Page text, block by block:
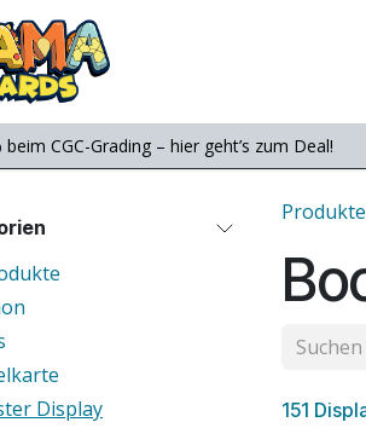
beim CGC-Grading – hier geht’s zum Deal!
Display
Produkte
151